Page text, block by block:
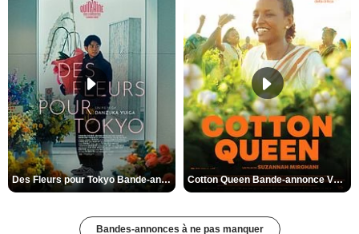
Des Fleurs pour Tokyo Bande-annonce VO STFR Cotton Queen Bande-annonce VO STFR
Bandes-annonces à ne pas manquer